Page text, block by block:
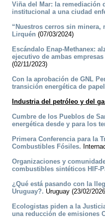
Viña del Mar: la remediación
institucional a una ciudad
“Nuestros cerros sin minera,
Lirquén (07/03/2024)
Escándalo Enap-Methanex:
ejecutivo de ambas
(02/11/2023)
Con la aprobación de GNL
transición energética de papel
Industria del petróleo y del
Cumbre de los Pueblos de
energética desde y para los
Primera Conferencia para la
Combustibles Fósiles.
Organizaciones y
combustibles sintéticos HIF-
¿Qué está pasando con la
Uruguay?. Uruguay (23/02/
Ecologistas piden a la
una reducción de emisiones